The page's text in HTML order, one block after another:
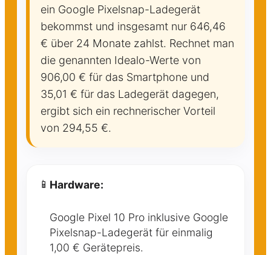
ein Google Pixelsnap-Ladegerät
bekommst und insgesamt nur 646,46
€ über 24 Monate zahlst. Rechnet man
die genannten Idealo-Werte von
906,00 € für das Smartphone und
35,01 € für das Ladegerät dagegen,
ergibt sich ein rechnerischer Vorteil
von 294,55 €.
📱 Hardware:
Google Pixel 10 Pro inklusive Google
Pixelsnap-Ladegerät für einmalig
1,00 € Gerätepreis.